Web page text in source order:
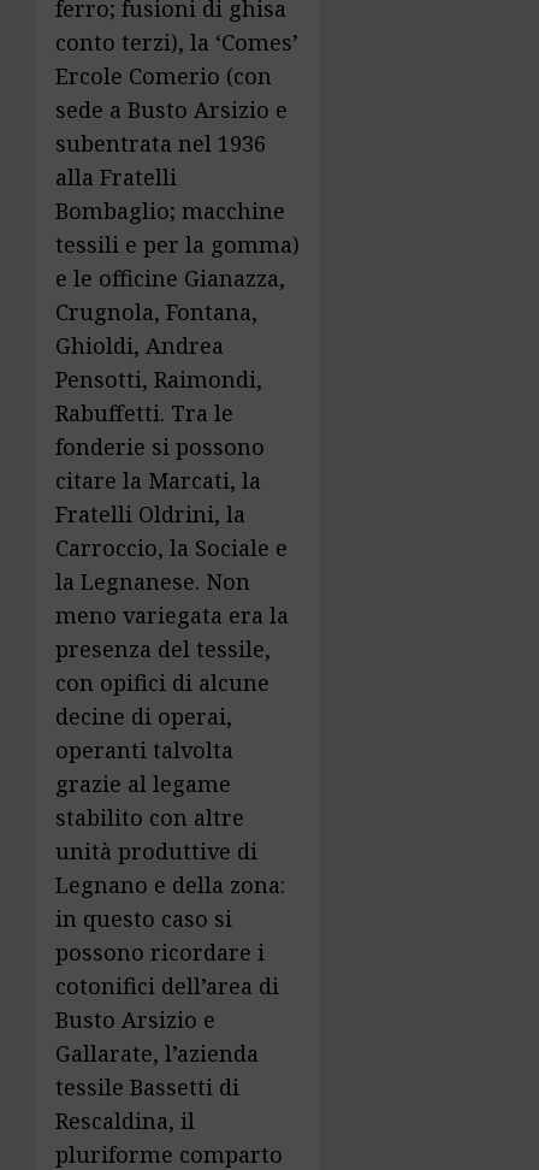
ferro; fusioni di ghisa
conto terzi), la ‘Comes’
Ercole Comerio (con
sede a Busto Arsizio e
subentrata nel 1936
alla Fratelli
Bombaglio; macchine
tessili e per la gomma)
e le officine Gianazza,
Crugnola, Fontana,
Ghioldi, Andrea
Pensotti, Raimondi,
Rabuffetti. Tra le
fonderie si possono
citare la Marcati, la
Fratelli Oldrini, la
Carroccio, la Sociale e
la Legnanese. Non
meno variegata era la
presenza del tessile,
con opifici di alcune
decine di operai,
operanti talvolta
grazie al legame
stabilito con altre
unità produttive di
Legnano e della zona:
in questo caso si
possono ricordare i
cotonifici dell’area di
Busto Arsizio e
Gallarate, l’azienda
tessile Bassetti di
Rescaldina, il
pluriforme comparto